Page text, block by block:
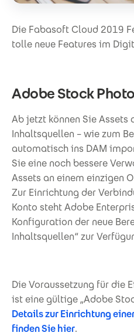
Die Fabasoft Cloud 2019
tolle neue Features im
Adobe Stock
Ab jetzt können Sie Assets
Inhaltsquellen – wie zum
automatisch ins DAM
Sie eine noch bessere
Assets an einem einzigen
Zur Einrichtung der
Konto steht Adobe
Konfiguration der neue
Inhaltsquellen“ zur
Die Voraussetzung für die
ist eine gültige „Adobe
Details zur Einrichtung
finden Sie hier.